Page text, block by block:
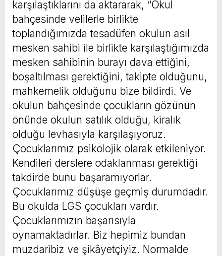
karşılaştıklarını da aktararak, “Okul
bahçesinde velilerle birlikte
toplandığımızda tesadüfen okulun asıl
mesken sahibi ile birlikte karşılaştığımızda
mesken sahibinin burayı dava ettiğini,
boşaltılması gerektiğini, takipte olduğunu,
mahkemelik olduğunu bize bildirdi. Ve
okulun bahçesinde çocukların gözünün
önünde okulun satılık olduğu, kiralık
olduğu levhasıyla karşılaşıyoruz.
Çocuklarımız psikolojik olarak etkileniyor.
Kendileri derslere odaklanması gerektiği
takdirde bunu başaramıyorlar.
Çocuklarımız düşüşe geçmiş durumdadır.
Bu okulda LGS çocukları vardır.
Çocuklarımızın başarısıyla
oynamaktadırlar. Biz hepimiz bundan
muzdaribiz ve şikâyetçiyiz. Normalde